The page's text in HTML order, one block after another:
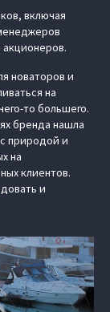
включая
новаторов и
на
то большего.
бренда нашла
природой и
на
клиентов.
и